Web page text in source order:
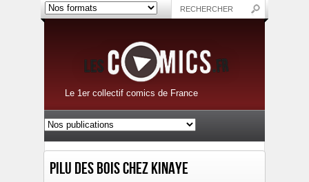
Le 1er collectif comics de France
Pilu des Bois chez Kinaye